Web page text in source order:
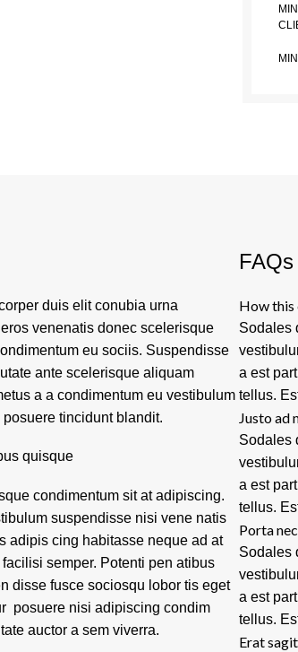
duis elit conubia urna
venenatis donec scelerisque
eu sociis. Suspendisse
ante scelerisque aliquam
a a condimentum eu vestibulum
tincidunt blandit.
quisque
condimentum sit at adipiscing.
suspendisse nisi vene natis
adipis cing habitasse neque ad at
semper. Potenti pen atibus
disse fusce sociosqu lobor tis eget
posuere nisi adipiscing condim
auctor a sem viverra.
FAQs
How this
Sodales
a est
tellus.
Justo ad
Sodales
a est
tellus.
Porta
Sodales
a est
tellus.
Erat